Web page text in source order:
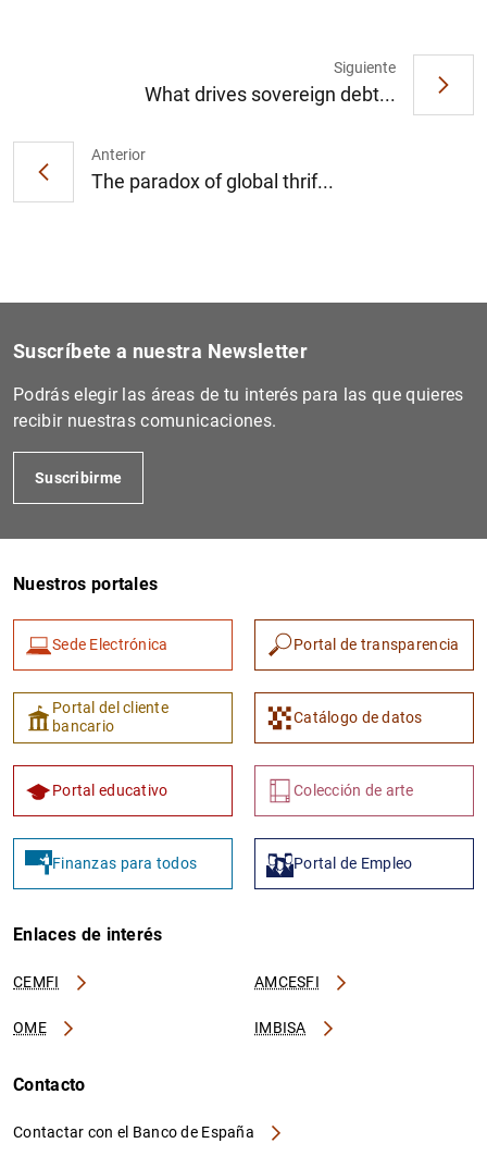
Anterior
The paradox of global thrif...
Siguiente
What drives sovereign debt...
Suscríbete a nuestra Newsletter
Podrás elegir las áreas de tu interés para las que quieres
recibir nuestras comunicaciones.
Suscribirme
Nuestros portales
Sede Electrónica Portal de transparencia
Portal del cliente
bancario
Catálogo de datos
Portal educativo Colección de arte
Finanzas para todos Portal de Empleo
Enlaces de interés
CEMFI AMCESFI
OME IMBISA
Contacto
Contactar con el Banco de España